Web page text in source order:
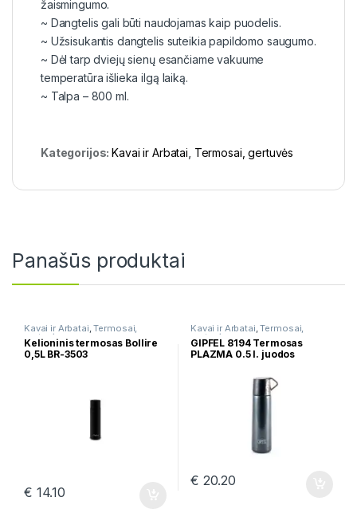
žaismingumo.
~ Dangtelis gali būti naudojamas kaip puodelis.
~ Užsisukantis dangtelis suteikia papildomo saugumo.
~ Dėl tarp dviejų sienų esančiame vakuume
temperatūra išlieka ilgą laiką.
~ Talpa – 800 ml.
Kategorijos:Kavai ir Arbatai, Termosai, gertuvės
Panašūs produktai
Kavai ir Arbatai,Termosai,
gertuvės
Kelioninis termosas Bollire
0,5L BR-3503
€ 14.10
Kavai ir Arbatai,Termosai,
gertuvės
GIPFEL 8194 Termosas
PLAZMA 0.5 l. juodos
€ 20.20